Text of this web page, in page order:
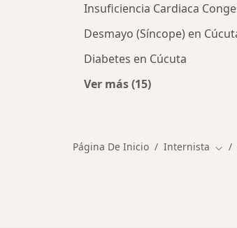
Insuficiencia Cardiaca
Desmayo (Síncope) en
Diabetes en Cúcuta
Ver más (15)
Página De Inicio Internista